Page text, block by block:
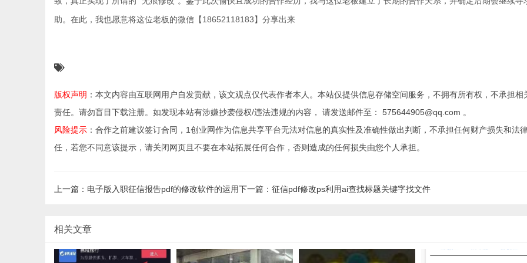
助。在此，我也愿意将这位老板的微信【18652118183】分享出来
版权声明 ：本文内容由互联网用户自发贡献，该文观点仅代表作者本人。本站仅提供信息存储空间服务，不拥有所有权，不承担相
责任。请勿盲目下载注册。如发现本站有涉嫌抄袭侵权/违法违规的内容， 请发送邮件至： 575644905@qq.com 。
风险提示 ：合作之前建议签订合同，1创业网作为信息共享平台无法对信息的真实性及准确性做出判断，不承担任何财产损失和法
任，若您不同意该提示，请关闭网页且不要在本站拓展任何合作，否则造成的任何损失由您个人承担。
上一篇：电子版入职征信报告pdf的修改软件的运用下一篇：征信pdf修改ps利用ai查找标题关键字找文件
相关文章